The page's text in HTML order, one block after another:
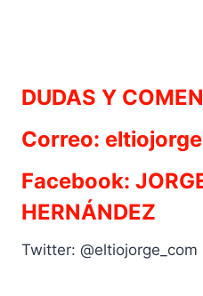
DUDAS Y
Correo:
Facebook:
HERNÁNDEZ
Twitter: @eltiojorge_com